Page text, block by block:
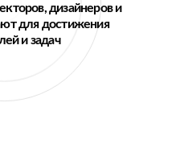
дизайнеров и
для достижения
и задач